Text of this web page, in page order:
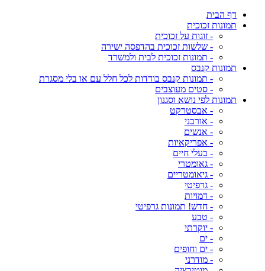
דף הבית
תמונות זכוכית
- זוגות על זכוכית
- שלשות זכוכית בהדפסה ישירה
- תמונות זכוכית לבית ולמשרד
תמונות קנבס
- תמונות קנבס בודדות לכל חלל עם או בלי מסגרת
- סטים מעוצבים
תמונות לפי נושא וסגנון
- אבסטרקט
- אורבני
- אנשים
- אפריקאיות
- בעלי חיים
- גאומטרי
- גיאומטריים
- גרפיטי
- דמויות
- חדש! תמונות גרפיטי
- טבע
- יוקרתי
- ים
- ים וחופים
- מודרני